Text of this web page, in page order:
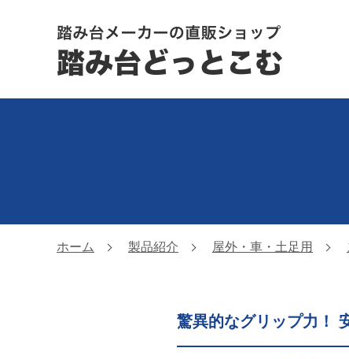
踏み台メ
ホーム 製品紹介 屋外・車・土足用
驚異的なグリップ力！